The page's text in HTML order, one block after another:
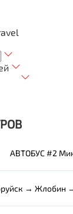
АВТОБУС #2
→ Жлобин